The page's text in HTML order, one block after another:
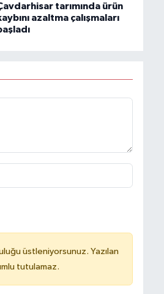
tarımında ürün
azaltma çalışmaları
üstleniyorsunuz. Yazılan
tutulamaz.